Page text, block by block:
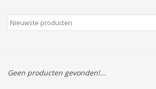
Wenskaarten
Tassen/Portemonnee
Geen producten gevonden!...